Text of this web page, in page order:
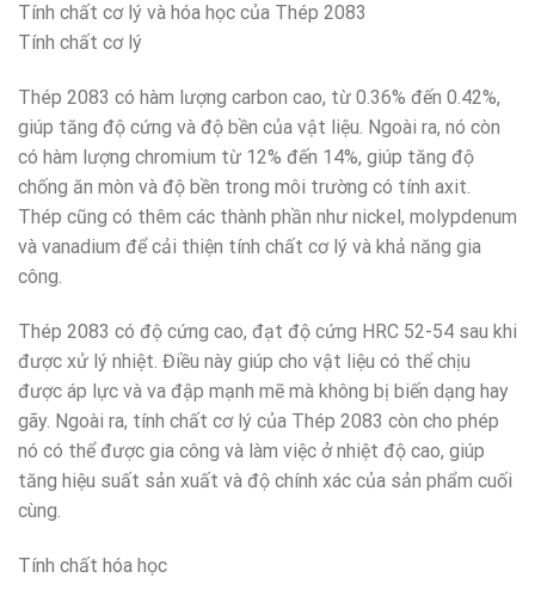
Tính chất cơ lý và hóa học của Thép 2083
Tính chất cơ lý
Thép 2083 có hàm lượng carbon cao, từ 0.36% đến 0.42%,
giúp tăng độ cứng và độ bền của vật liệu. Ngoài ra, nó còn
có hàm lượng chromium từ 12% đến 14%, giúp tăng độ
chống ăn mòn và độ bền trong môi trường có tính axit.
Thép cũng có thêm các thành phần như nickel, molypdenum
và vanadium để cải thiện tính chất cơ lý và khả năng gia
công.
Thép 2083 có độ cứng cao, đạt độ cứng HRC 52-54 sau khi
được xử lý nhiệt. Điều này giúp cho vật liệu có thể chịu
được áp lực và va đập mạnh mẽ mà không bị biến dạng hay
gãy. Ngoài ra, tính chất cơ lý của Thép 2083 còn cho phép
nó có thể được gia công và làm việc ở nhiệt độ cao, giúp
tăng hiệu suất sản xuất và độ chính xác của sản phẩm cuối
cùng.
Tính chất hóa học